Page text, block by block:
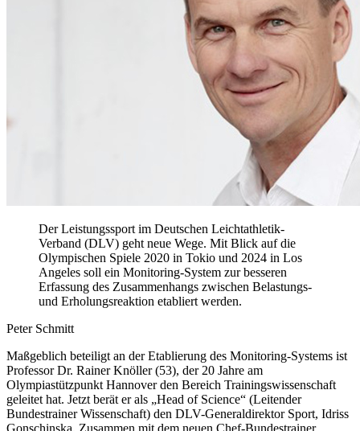
Der Leistungssport im Deutschen Leichtathletik-
Verband (DLV) geht neue Wege. Mit Blick auf die
Olympischen Spiele 2020 in Tokio und 2024 in Los
Angeles soll ein Monitoring-System zur besseren
Erfassung des Zusammenhangs zwischen Belastungs-
und Erholungsreaktion etabliert werden.
Peter Schmitt
Maßgeblich beteiligt an der Etablierung des Monitoring-Systems ist
Professor Dr. Rainer Knöller (53), der 20 Jahre am
Olympiastützpunkt Hannover den Bereich Trainingswissenschaft
geleitet hat. Jetzt berät er als „Head of Science“ (Leitender
Bundestrainer Wissenschaft) den DLV-Generaldirektor Sport, Idriss
Gonschinska. Zusammen mit dem neuen Chef-Bundestrainer